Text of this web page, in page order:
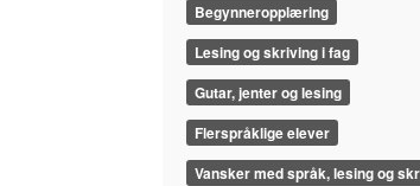
Begynneropplæring
Lesing og skriving i fag
Gutar, jenter og lesing
Flerspråklige elever
Vansker med språk, lesing og